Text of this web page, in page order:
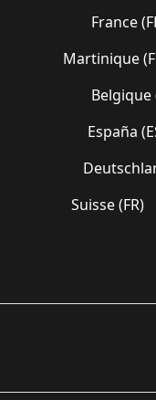
France
Martinique
Belgique
España
Suisse (FR)